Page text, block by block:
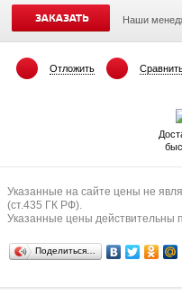
ЗАКАЗАТЬ Наши
Отложить
Указанные на сайте цены не
(ст.435 ГК РФ).
Указанные цены действительны
Поделиться…